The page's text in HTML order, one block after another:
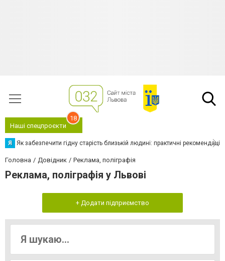
Наші спецпроєкти
18
Я Як забезпечити гідну старість близькій людині: практичні рекомендації
Головна Довідник Реклама, поліграфія
Реклама, поліграфія у Львові
+ Додати підприємство